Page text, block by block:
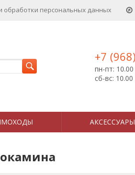
обработки персональных данныx
+7
пн-пт:
сб-вс:
АКСЕССУАРЫ